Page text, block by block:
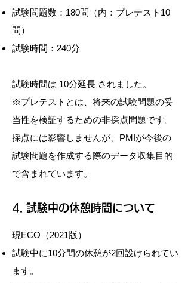
試験問題数：180問（内：プレテスト10
問）
試験時間：240分
試験時間は 10分延長 されました。
※プレテストとは、将来の試験問題の妥
当性を検証するための非採点問題です。
採点には影響しませんが、PMIが今後の
試験問題を作成する際のデータ収集目的
で含まれています。
​4. 試験中の休憩時間について
現ECO（2021版）
試験中に10分間の休憩が2回設けられてい
ます。